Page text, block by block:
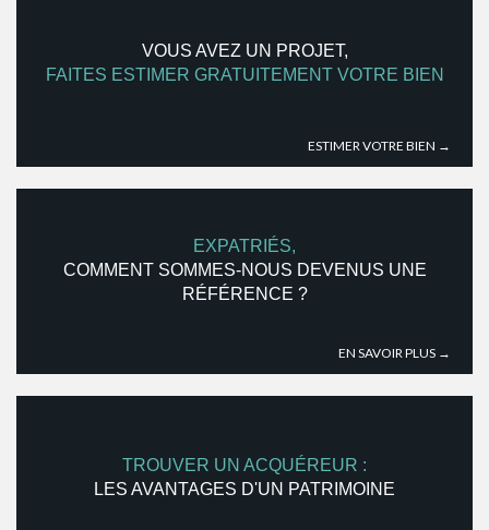
VOUS AVEZ UN PROJET,
FAITES ESTIMER GRATUITEMENT VOTRE BIEN
ESTIMER VOTRE BIEN →
EXPATRIÉS,
COMMENT SOMMES-NOUS DEVENUS UNE
RÉFÉRENCE ?
EN SAVOIR PLUS →
TROUVER UN ACQUÉREUR :
LES AVANTAGES D'UN PATRIMOINE